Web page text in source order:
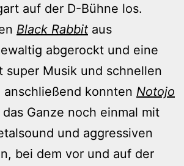
auf der D-Bühne los.
Black Rabbit aus
abgerockt und eine
super Musik und schnellen
anschließend konnten Notojo
Ganze noch einmal mit
und aggressiven
bei dem vor und auf der